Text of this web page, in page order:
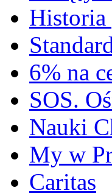
Historia
6% na
SOS.
Nauki
My w
Caritas